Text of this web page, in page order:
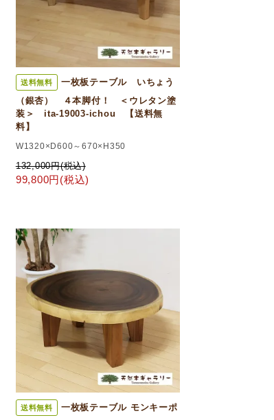
送料無料
一枚板テーブル いちょう
（銀杏） ４本脚付！ ＜ウレタン塗
装＞ ita-19003-ichou 【送料無
料】
W1320×D600～670×H350
132,000円(税込)
99,800円(税込)
送料無料
一枚板テーブル モンキーポ